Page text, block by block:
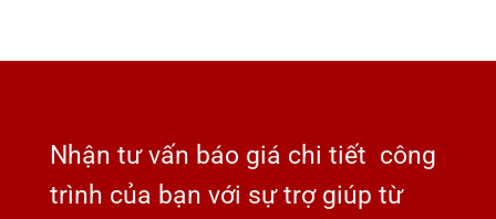
Nhận tư vấn báo giá chi tiết công
trình của bạn với sự trợ giúp từ